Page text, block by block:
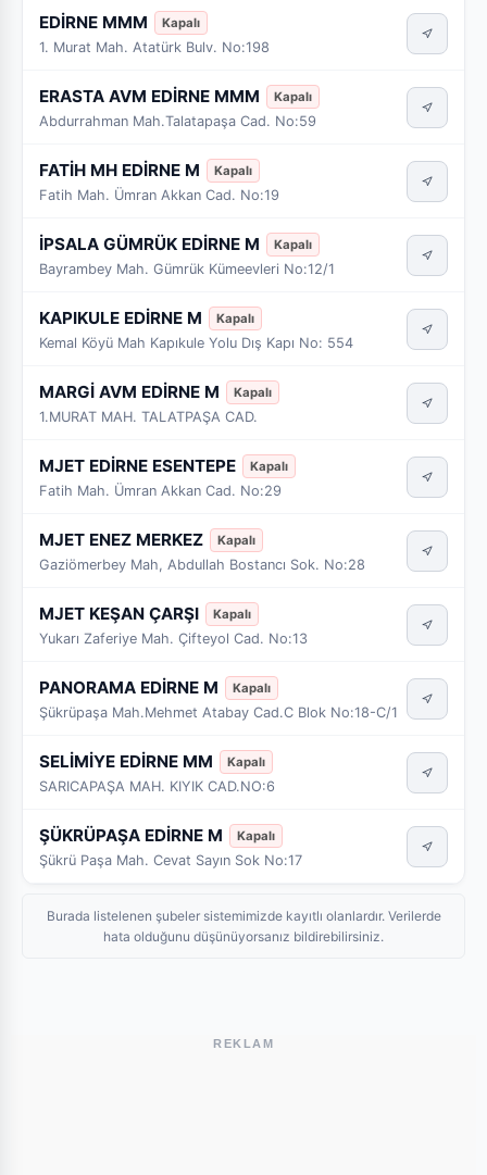
EDİRNE MMM Kapalı
1. Murat Mah. Atatürk Bulv. No:198
ERASTA AVM EDİRNE MMM Kapalı
Abdurrahman Mah.Talatapaşa Cad. No:59
FATİH MH EDİRNE M Kapalı
Fatih Mah. Ümran Akkan Cad. No:19
İPSALA GÜMRÜK EDİRNE M Kapalı
Bayrambey Mah. Gümrük Kümeevleri No:12/1
KAPIKULE EDİRNE M Kapalı
Kemal Köyü Mah Kapıkule Yolu Dış Kapı No: 554
MARGİ AVM EDİRNE M Kapalı
1.MURAT MAH. TALATPAŞA CAD.
MJET EDİRNE ESENTEPE Kapalı
Fatih Mah. Ümran Akkan Cad. No:29
MJET ENEZ MERKEZ Kapalı
Gaziömerbey Mah, Abdullah Bostancı Sok. No:28
MJET KEŞAN ÇARŞI Kapalı
Yukarı Zaferiye Mah. Çifteyol Cad. No:13
PANORAMA EDİRNE M Kapalı
Şükrüpaşa Mah.Mehmet Atabay Cad.C Blok No:18-C/1
SELİMİYE EDİRNE MM Kapalı
SARICAPAŞA MAH. KIYIK CAD.NO:6
ŞÜKRÜPAŞA EDİRNE M Kapalı
Şükrü Paşa Mah. Cevat Sayın Sok No:17
Burada listelenen şubeler sistemimizde kayıtlı olanlardır. Verilerde
hata olduğunu düşünüyorsanız bildirebilirsiniz.
REKLAM